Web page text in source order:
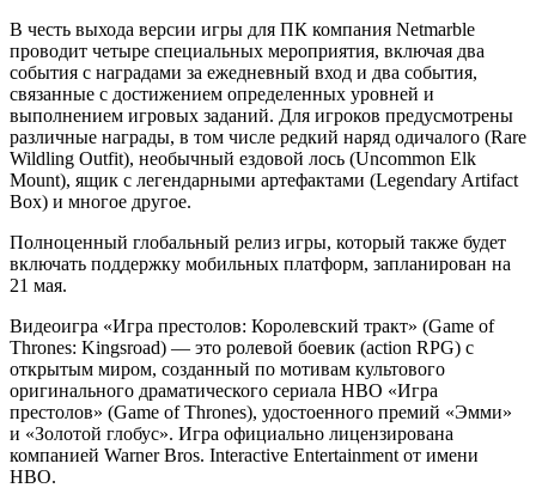
В честь выхода версии игры для ПК компания Netmarble
проводит четыре специальных мероприятия, включая два
события с наградами за ежедневный вход и два события,
связанные с достижением определенных уровней и
выполнением игровых заданий. Для игроков предусмотрены
различные награды, в том числе редкий наряд одичалого (Rare
Wildling Outfit), необычный ездовой лось (Uncommon Elk
Mount), ящик с легендарными артефактами (Legendary Artifact
Box) и многое другое.
Полноценный глобальный релиз игры, который также будет
включать поддержку мобильных платформ, запланирован на
21 мая.
Видеоигра «Игра престолов: Королевский тракт» (Game of
Thrones: Kingsroad) — это ролевой боевик (action RPG) с
открытым миром, созданный по мотивам культового
оригинального драматического сериала HBO «Игра
престолов» (Game of Thrones), удостоенного премий «Эмми»
и «Золотой глобус». Игра официально лицензирована
компанией Warner Bros. Interactive Entertainment от имени
HBO.